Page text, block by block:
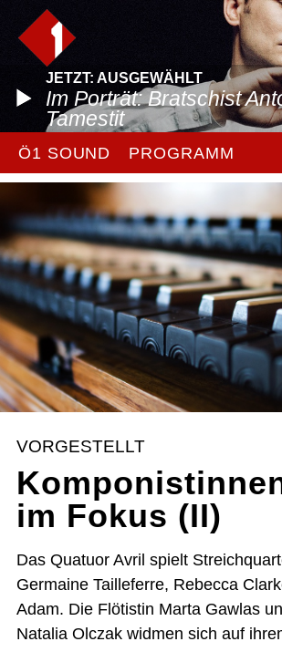
JETZT: AUSGEWÄHLT
Im Porträt: Bratschist
Tamestit
Ö1 SOUND PROGRAMM
VORGESTELLT
im Fokus (II)
Das Quatuor Avril spielt
Germaine Tailleferre, Rebecca
Adam. Die Flötistin Marta Gawlas
Natalia Olczak widmen sich auf